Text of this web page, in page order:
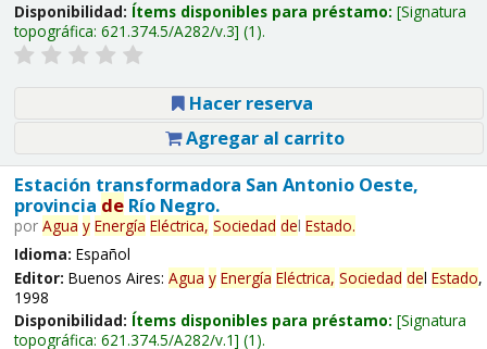
Disponibilidad: Ítems disponibles para préstamo: Signatura
topográfica: 621.374.5/A282/v.3 (1).
Hacer reserva
Agregar al carrito
Estación transformadora San Antonio Oeste,
provincia deRío Negro.
por Agua y Energía Eléctrica, Sociedad del Estado.
Idioma: Español
Editor: Buenos Aires: Agua y Energía Eléctrica, Sociedad del Estado,
1998
Disponibilidad: Ítems disponibles para préstamo: Signatura
topográfica: 621.374.5/A282/v.1 (1).